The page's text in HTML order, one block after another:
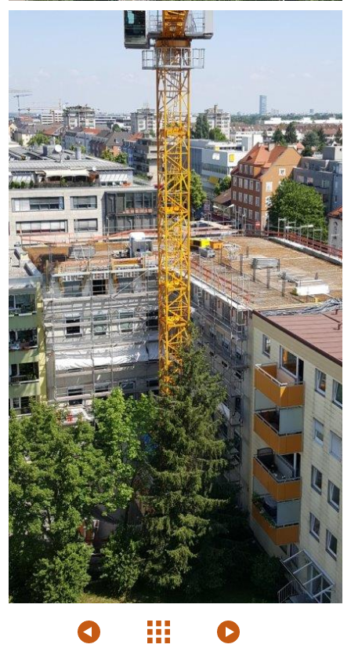
Voriges
Projektübersicht